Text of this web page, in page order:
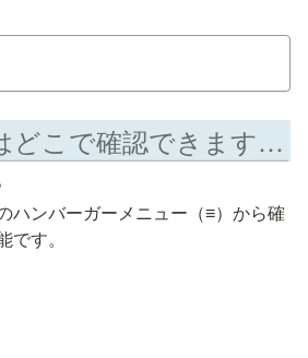
[FAQ]ダイヤはどこで確認できますか？
ハンバーガーメニュー（≡）から確
す。